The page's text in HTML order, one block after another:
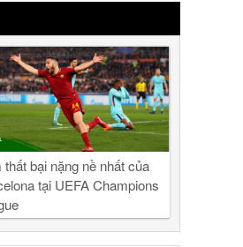
thất bại nặng nề nhất của
tại UEFA Champions